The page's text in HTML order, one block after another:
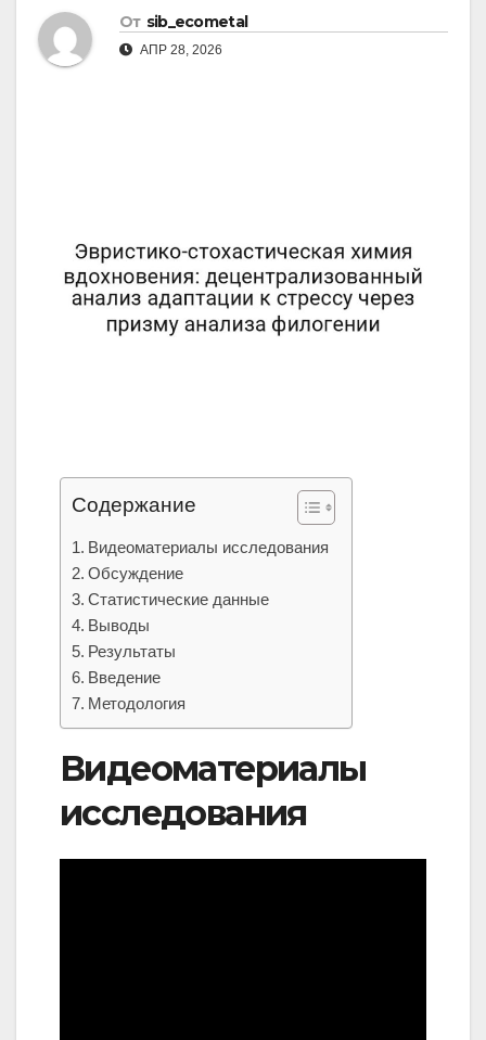
От sib_ecometal
АПР 28, 2026
Содержание
Видеоматериалы исследования
Обсуждение
Статистические данные
Выводы
Результаты
Введение
Методология
Видеоматериалы
исследования